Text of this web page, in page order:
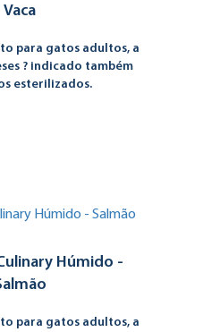
Vaca
para gatos adultos, a
? indicado também
esterilizados.
Húmido -
para gatos adultos, a